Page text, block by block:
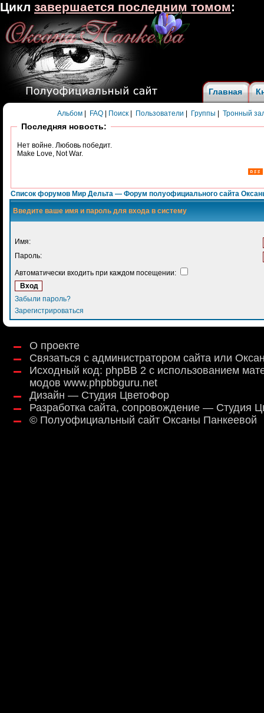
Главная
Альбом FAQ Поиск Пользователи Группы Тронный
Последняя новость:
Нет войне. Любовь победит.
Make Love, Not War.
Список форумов Мир Дельта — Форум полуофициального сайта
Введите ваше имя и пароль для входа в систему
Имя:
Пароль:
Автоматически входить при каждом посещении:
Забыли пароль?
Зарегистрироваться
О проекте
Связаться с администратором сайта или
Исходный код: phpBB 2 с использованием
модов www.phpbbguru.net
Дизайн — Студия ЦветоФор
Разработка сайта, сопровождение — Студия
© Полуофициальный сайт Оксаны Панкеевой
Цикл завершается последним томом: